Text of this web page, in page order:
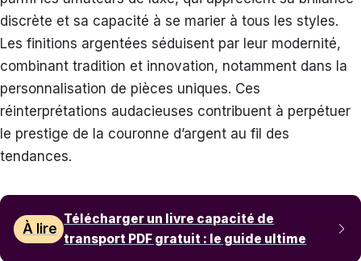
discrète et sa capacité à se marier à tous les styles.
Les finitions argentées séduisent par leur modernité,
combinant tradition et innovation, notamment dans la
personnalisation de pièces uniques. Ces
réinterprétations audacieuses contribuent à perpétuer
le prestige de la couronne d’argent au fil des
tendances.
À lire
Télécharger un livre capacité de
transport PDF gratuit : le guide ultime